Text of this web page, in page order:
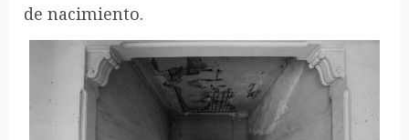
de nacimiento.